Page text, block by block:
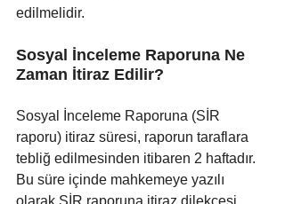
edilmelidir.
Sosyal İnceleme Raporuna Ne
Zaman İtiraz Edilir?
Sosyal İnceleme Raporuna (SİR
raporu) itiraz süresi, raporun taraflara
tebliğ edilmesinden itibaren 2 haftadır.
Bu süre içinde mahkemeye yazılı
olarak SİR raporuna itiraz dilekçesi